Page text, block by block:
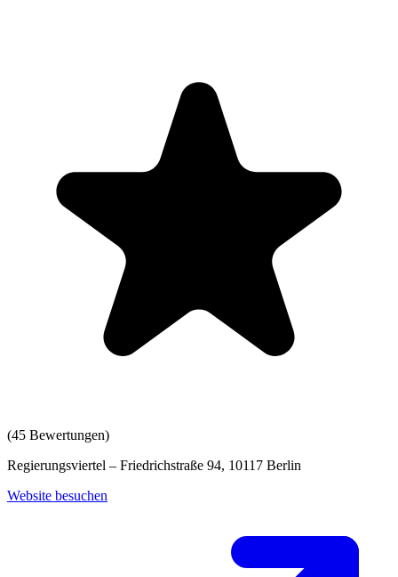
(45 Bewertungen)
Regierungsviertel – Friedrichstraße 94, 10117 Berlin
Website besuchen